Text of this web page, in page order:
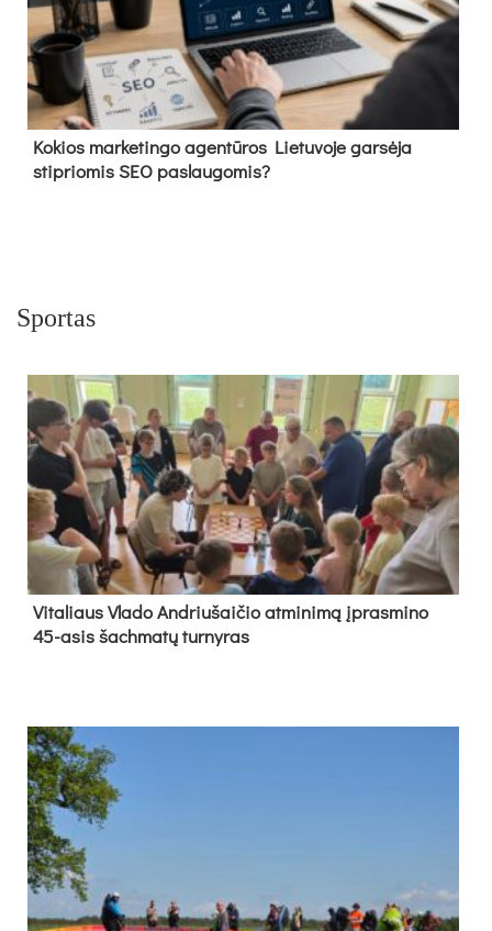
Kokios marketingo agentūros Lietuvoje garsėja
stipriomis SEO paslaugomis?
Sportas
Vi­ta­liaus Vla­do And­riu­šai­čio at­mi­ni­mą įpras­mi­no
45-asis šach­ma­tų tur­ny­ras